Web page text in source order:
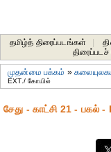
தமிழ்த் திரைப்படங்கள்
முதன்மை பக்கம் »
EXT./ கோயில்
சேது - காட்சி 21 - பகல் -